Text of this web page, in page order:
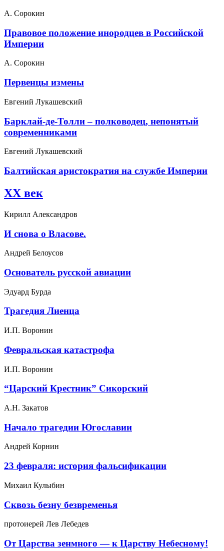
А. Сорокин
Правовое положение инородцев в Российской
Империи
А. Сорокин
Первенцы измены
Евгений Лукашевский
Барклай-де-Толли – полководец, непонятый
современниками
Евгений Лукашевский
Балтийская аристократия на службе Империи
XX век
Кирилл Александров
И снова о Власове.
Андрей Белоусов
Основатель русской авиации
Эдуард Бурда
Трагедия Лиенца
И.П. Воронин
Февральская катастрофа
И.П. Воронин
“Царский Крестник” Сикорский
А.Н. Закатов
Начало трагедии Югославии
Андрей Корнин
23 февраля: история фальсификации
Михаил Кулыбин
Сквозь безну безвременья
протоиерей Лев Лебедев
От Царства зенмного — к Царству Небесному!